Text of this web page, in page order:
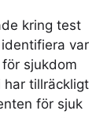
kring test
var
sjukdom
tillräckligt
för sjuk